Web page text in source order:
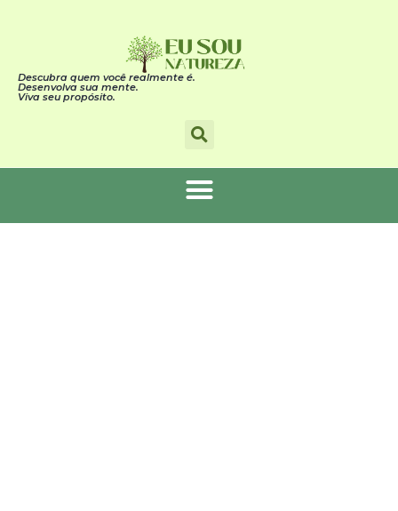
Descubra quem você realmente é.
Desenvolva sua mente.
Viva seu propósito.